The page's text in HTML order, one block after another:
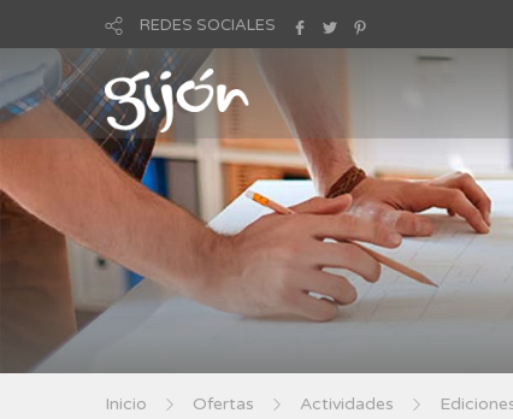
REDES SOCIALES
Inicio Ofertas Actividades